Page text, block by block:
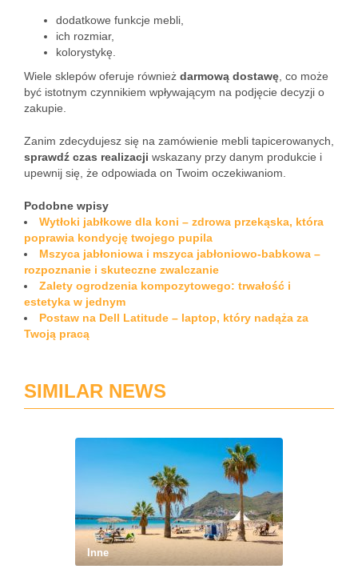
dodatkowe funkcje mebli,
ich rozmiar,
kolorystykę.
Wiele sklepów oferuje również darmową dostawę , co może
być istotnym czynnikiem wpływającym na podjęcie decyzji o
zakupie.
Zanim zdecydujesz się na zamówienie mebli tapicerowanych,
sprawdź czas realizacji wskazany przy danym produkcie i
upewnij się, że odpowiada on Twoim oczekiwaniom.
Podobne wpisy
Wytłoki jabłkowe dla koni – zdrowa przekąska, która
poprawia kondycję twojego pupila
Mszyca jabłoniowa i mszyca jabłoniowo-babkowa –
rozpoznanie i skuteczne zwalczanie
Zalety ogrodzenia kompozytowego: trwałość i
estetyka w jednym
Postaw na Dell Latitude – laptop, który nadąża za
Twoją pracą
SIMILAR NEWS
Inne